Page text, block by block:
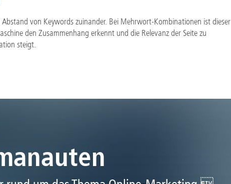
von Keywords zuinander. Bei Mehrwort-Kombinationen ist dieser
den Zusammenhang erkennt und die Relevanz der Seite zu
steigt.